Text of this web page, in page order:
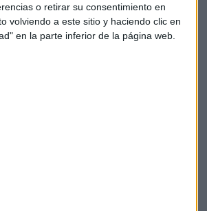
o retirar su consentimiento en
volviendo a este sitio y haciendo clic en
en la parte inferior de la página web.
ecommerce se ha democratizado
de compra y ofreciendo